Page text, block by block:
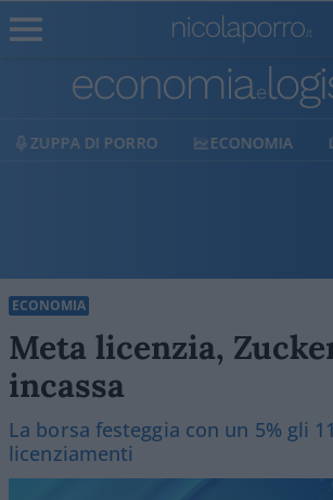
ECONOMIA LIBERILIBRI
ECONOMIA
Meta licenzia,
incassa
La borsa festeggia con un 5% gli
licenziamenti